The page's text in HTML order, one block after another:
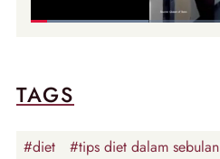
TAGS
#diet #tips diet dalam sebulan